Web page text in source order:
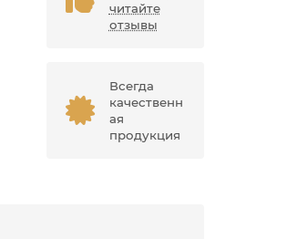
читайте
отзывы
Всегда
качественн
ая
продукция